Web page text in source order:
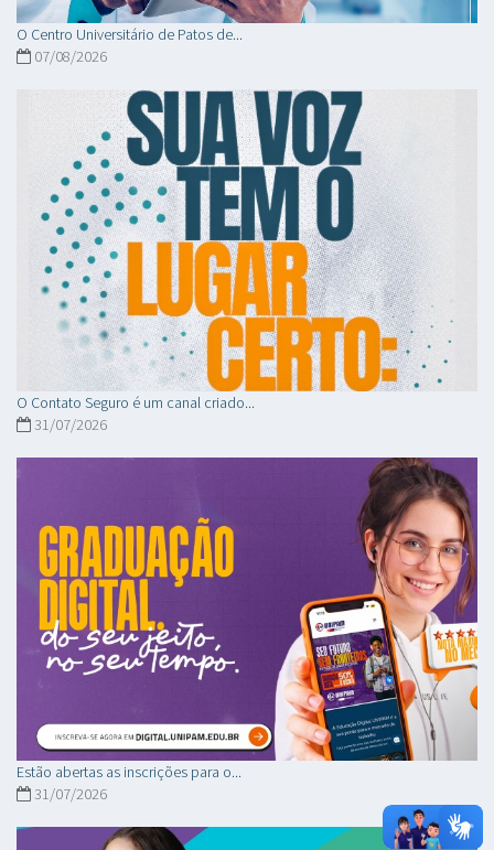
O Centro Universitário de Patos de...
07/08/2026
O Contato Seguro é um canal criado...
31/07/2026
Estão abertas as inscrições para o...
31/07/2026